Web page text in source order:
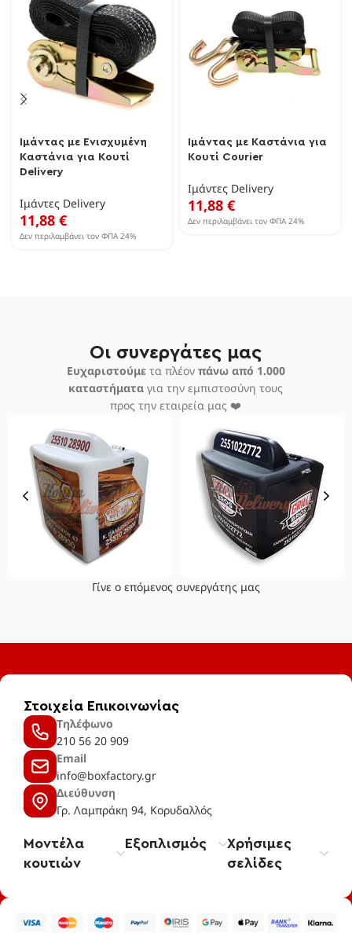
Ιμάντας με Ενισχυμένη
Καστάνια για Κουτί
Delivery
Ιμάντες Delivery
11,88 €
Δεν περιλαμβάνει τον ΦΠΑ 24%
Ιμάντας με Καστάνια για
Κουτί Courier
Ιμάντες Delivery
11,88 €
Δεν περιλαμβάνει τον ΦΠΑ 24%
Οι συνεργάτες μας
Ευχαριστούμετα πλέον πάνω από 1.000
καταστήματα για την εμπιστοσύνη τους
προς την εταιρεία μας ❤️
Γίνε ο επόμενος συνεργάτης μας
Στοιχεία Επικοινωνίας
Τηλέφωνο
210 56 20 909
Email
info@boxfactory.gr
Διεύθυνση
Γρ. Λαμπράκη 94, Κορυδαλλός
Μοντέλα
κουτιών
Εξοπλισμός
Χρήσιμες
σελίδες